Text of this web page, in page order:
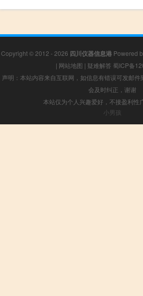
Copyright © 2012 - 2026 四川仪器信息港Powered
| 网站地图 | 疑难解答 蜀ICP备
声明：本站内容来自互联网，如信息有错误可发邮
会及时纠正，谢谢
本站仅为个人兴趣爱好，不接盈利性
小男孩